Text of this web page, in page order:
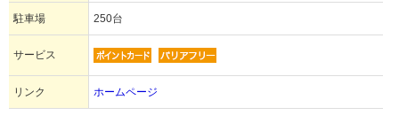
駐車場 250台
サービス
リンク ホームページ